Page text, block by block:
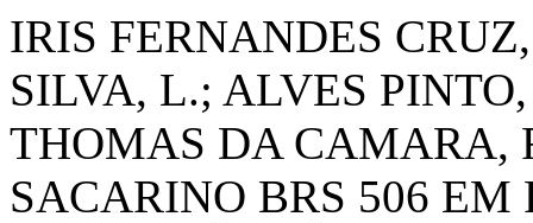
IRIS FERNANDES
SILVA, L.; ALVES
THOMAS DA CAMARA,
SACARINO BRS 506